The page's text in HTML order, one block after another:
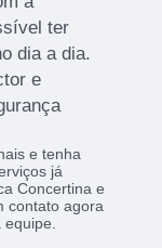
ter
dia a dia.
e
e tenha
já
Concertina e
contato agora